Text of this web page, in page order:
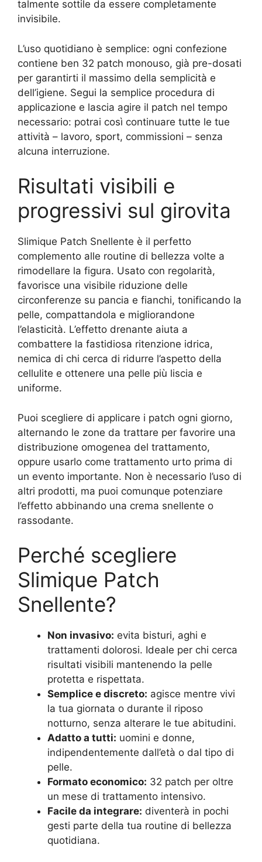
talmente sottile da essere completamente
invisibile.
L’uso quotidiano è semplice: ogni confezione
contiene ben 32 patch monouso, già pre-dosati
per garantirti il massimo della semplicità e
dell’igiene. Segui la semplice procedura di
applicazione e lascia agire il patch nel tempo
necessario: potrai così continuare tutte le tue
attività – lavoro, sport, commissioni – senza
alcuna interruzione.
Risultati visibili e
progressivi sul girovita
Slimique Patch Snellente è il perfetto
complemento alle routine di bellezza volte a
rimodellare la figura. Usato con regolarità,
favorisce una visibile riduzione delle
circonferenze su pancia e fianchi, tonificando la
pelle, compattandola e migliorandone
l’elasticità. L’effetto drenante aiuta a
combattere la fastidiosa ritenzione idrica,
nemica di chi cerca di ridurre l’aspetto della
cellulite e ottenere una pelle più liscia e
uniforme.
Puoi scegliere di applicare i patch ogni giorno,
alternando le zone da trattare per favorire una
distribuzione omogenea del trattamento,
oppure usarlo come trattamento urto prima di
un evento importante. Non è necessario l’uso di
altri prodotti, ma puoi comunque potenziare
l’effetto abbinando una crema snellente o
rassodante.
Perché scegliere
Slimique Patch
Snellente?
Non invasivo: evita bisturi, aghi e
trattamenti dolorosi. Ideale per chi cerca
risultati visibili mantenendo la pelle
protetta e rispettata.
Semplice e discreto: agisce mentre vivi
la tua giornata o durante il riposo
notturno, senza alterare le tue abitudini.
Adatto a tutti: uomini e donne,
indipendentemente dall’età o dal tipo di
pelle.
Formato economico: 32 patch per oltre
un mese di trattamento intensivo.
Facile da integrare: diventerà in pochi
gesti parte della tua routine di bellezza
quotidiana.